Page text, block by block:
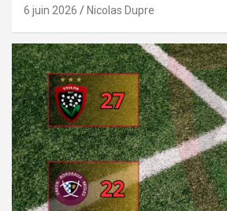
6 juin 2026 Nicolas Dupre